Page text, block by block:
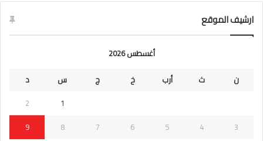
ارشيف الموقع
أغسطس 2026
ن
ث أرب خ ج س
د
1
2
3
4
5
6
7
8
9